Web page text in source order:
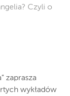
Czyli o
zaprasza
wykładów